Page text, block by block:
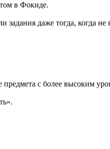
в Фокиде.
задания даже тогда, когда
с более высоким